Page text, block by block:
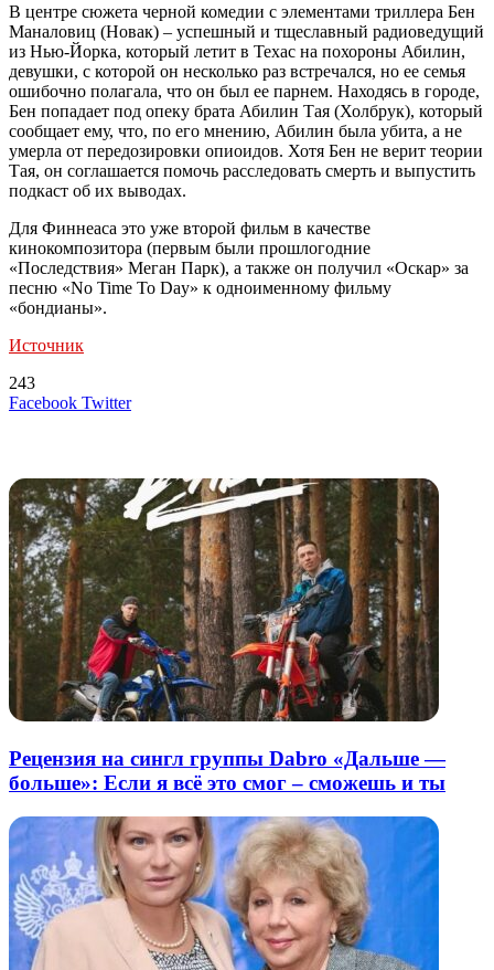
В центре сюжета черной комедии с элементами триллера Бен
Маналовиц (Новак) – успешный и тщеславный радиоведущий
из Нью-Йорка, который летит в Техас на похороны Абилин,
девушки, с которой он несколько раз встречался, но ее семья
ошибочно полагала, что он был ее парнем. Находясь в городе,
Бен попадает под опеку брата Абилин Тая (Холбрук), который
сообщает ему, что, по его мнению, Абилин была убита, а не
умерла от передозировки опиоидов. Хотя Бен не верит теории
Тая, он соглашается помочь расследовать смерть и выпустить
подкаст об их выводах.
Для Финнеаса это уже второй фильм в качестве
кинокомпозитора (первым были прошлогодние
«Последствия» Меган Парк), а также он получил «Оскар» за
песню «No Time To Day» к одноименному фильму
«бондианы».
Источник
243
Facebook TwitterLinkedIn
Tumblr
Reddit
Вконтакте
Одноклассники
Skype
Messenger
Messenger
WhatsApp
Telegram
Viber
Line
Поделиться
Печатать
Рецензия на сингл группы Dabro «Дальше —
больше»: Если я всё это смог – сможешь и ты